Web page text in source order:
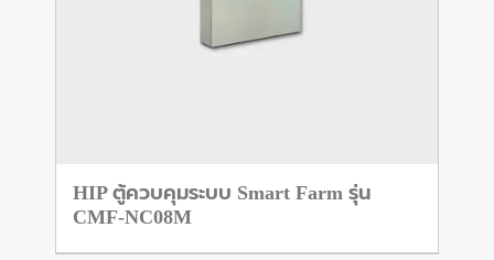
HIP ตู้ควบคุมระบบ Smart Farm รุ่น
CMF-NC08M